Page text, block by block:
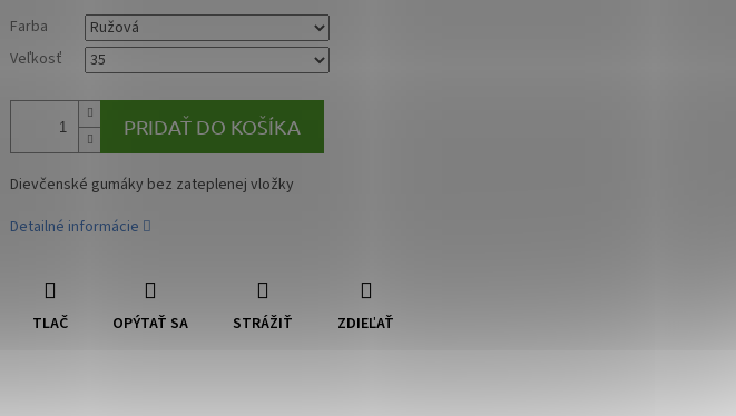
Farba
Veľkosť
PRIDAŤ DO KOŠÍKA
Dievčenské gumáky bez zateplenej vložky
Detailné informácie
TLAČ OPÝTAŤ SA STRÁŽIŤ ZDIEĽAŤ